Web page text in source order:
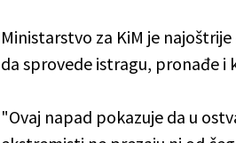
Ministarstvo za KiM je
da sprovede istragu, pronađe i
"Ovaj napad pokazuje da u